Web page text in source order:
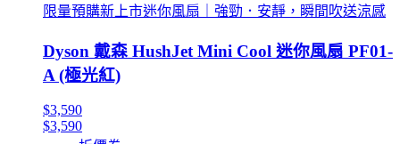
限量預購新上市迷你風扇｜強勁．安靜，瞬間吹送涼感
Dyson 戴森 HushJet Mini Cool 迷你風扇 PF01-
A (極光紅)
$3,590
$3,590